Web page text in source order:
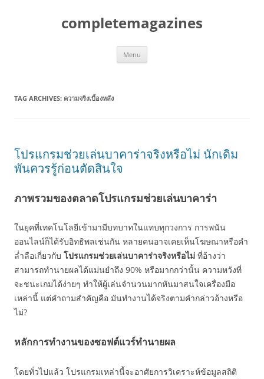
completemagazines
Menu
TAG ARCHIVES: ความจริงเบื้องหลัง
โปรแกรมช่วยเล่นบาคาร่าจริงหรือไม่ นักเดิม
พันควรรู้ก่อนตัดสินใจ
ภาพรวมของตลาดโปรแกรมช่วยเล่นบาคาร่า
ในยุคที่เทคโนโลยีเข้ามามีบทบาทในแทบทุกวงการ การพนัน
ออนไลน์ก็ได้รับอิทธิพลเช่นกัน หลายคนอาจเคยเห็นโฆษณาหรือคำ
ล่ำลือเกี่ยวกับ โปรแกรมช่วยเล่นบาคาร่าจริงหรือไม่ ที่อ้างว่า
สามารถทำนายผลได้แม่นยำถึง 90% หรือมากกว่านั้น ความหวังที่
จะชนะเกมได้ง่ายๆ ทำให้ผู้เล่นจำนวนมากหันมาสนใจเครื่องมือ
เหล่านี้ แต่คำถามสำคัญคือ มันทำงานได้จริงตามคำกล่าวอ้างหรือ
ไม่?
หลักการทำงานของซอฟต์แวร์ทำนายผล
โดยทั่วไปแล้ว โปรแกรมเหล่านี้จะอาศัยการวิเคราะห์ข้อมูลสถิติ